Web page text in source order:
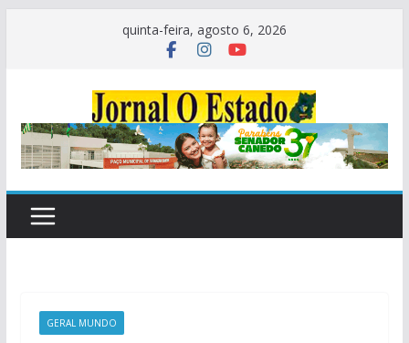
quinta-feira, agosto 6, 2026
GERAL MUNDO